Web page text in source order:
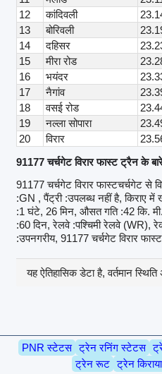
12
कांदिवली
13
बोरिवली
14
दहिसर
15
मीरा रोड
16
भयंदर
17
नैगांव
18
वसई रोड
19
नल्ला सोपारा
20
विरार
91177 चर्चगेट विरार फास्ट ट्रैन के
91177 चर्चगेट विरार फास्टचर्चगेट से
:GN , पैंट्री :उपलब्ध नहीं है, किराए में
:1 घंटे, 26 मिन, औसत गति :42 कि.
:60 दिन, रेलवे :पश्चिमी रेलवे (WR),
:उपनगरीय, 91177 चर्चगेट विरार
यह ऐतिहासिक डेटा है, वर्तमान
PNR स्टेटस ट्रेन रनिंग स्टेटस
ट्रेन रूट ट्रेन किराया